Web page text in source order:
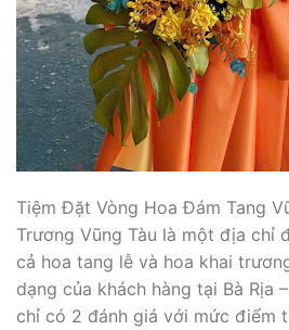
Tiệm Đặt Vòng Hoa Đám Tang
Trương Vũng Tàu là một địa chỉ
cả hoa tang lễ và hoa khai
dạng của khách hàng tại Bà Rịa
chỉ có 2 đánh giá với mức điểm